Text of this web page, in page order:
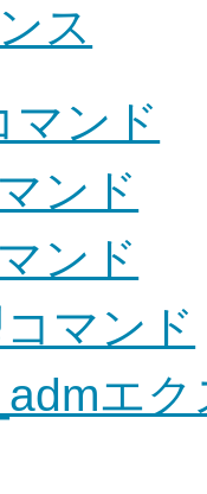
ス
マンド
ンド
ンド
マンド
エ